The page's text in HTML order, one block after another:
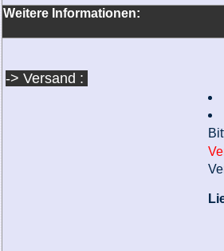
Weitere Informationen:
-> Versand :